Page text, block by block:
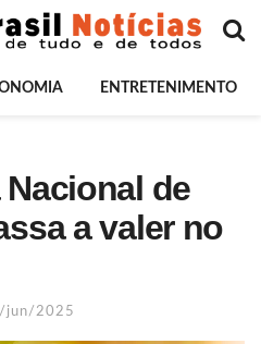
ENTRETENIMENTO
de
a valer no
jun/2025